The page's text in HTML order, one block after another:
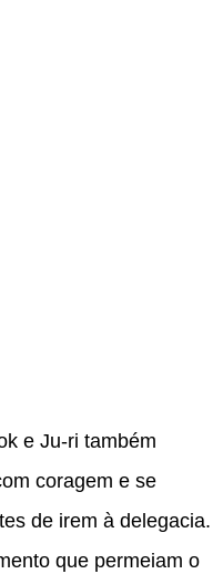
e Ju-ri também
coragem e se
de irem à delegacia.
que permeiam o